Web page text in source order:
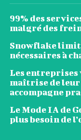
99% des
malgré des
Snowflake
nécessaires à
Les
maîtrise de leur
accompagne
Le Mode IA de
plus besoin de